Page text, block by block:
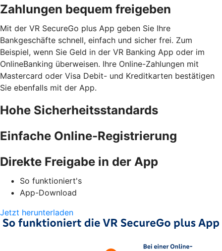
Zahlungen bequem freigeben
Mit der VR SecureGo plus App geben Sie Ihre
Bankgeschäfte schnell, einfach und sicher frei. Zum
Beispiel, wenn Sie Geld in der VR Banking App oder im
OnlineBanking überweisen. Ihre Online-Zahlungen mit
Mastercard oder Visa Debit- und Kreditkarten bestätigen
Sie ebenfalls mit der App.
Hohe Sicherheitsstandards
Einfache Online-Registrierung
Direkte Freigabe in der App
So funktioniert's
App-Download
Jetzt herunterladen